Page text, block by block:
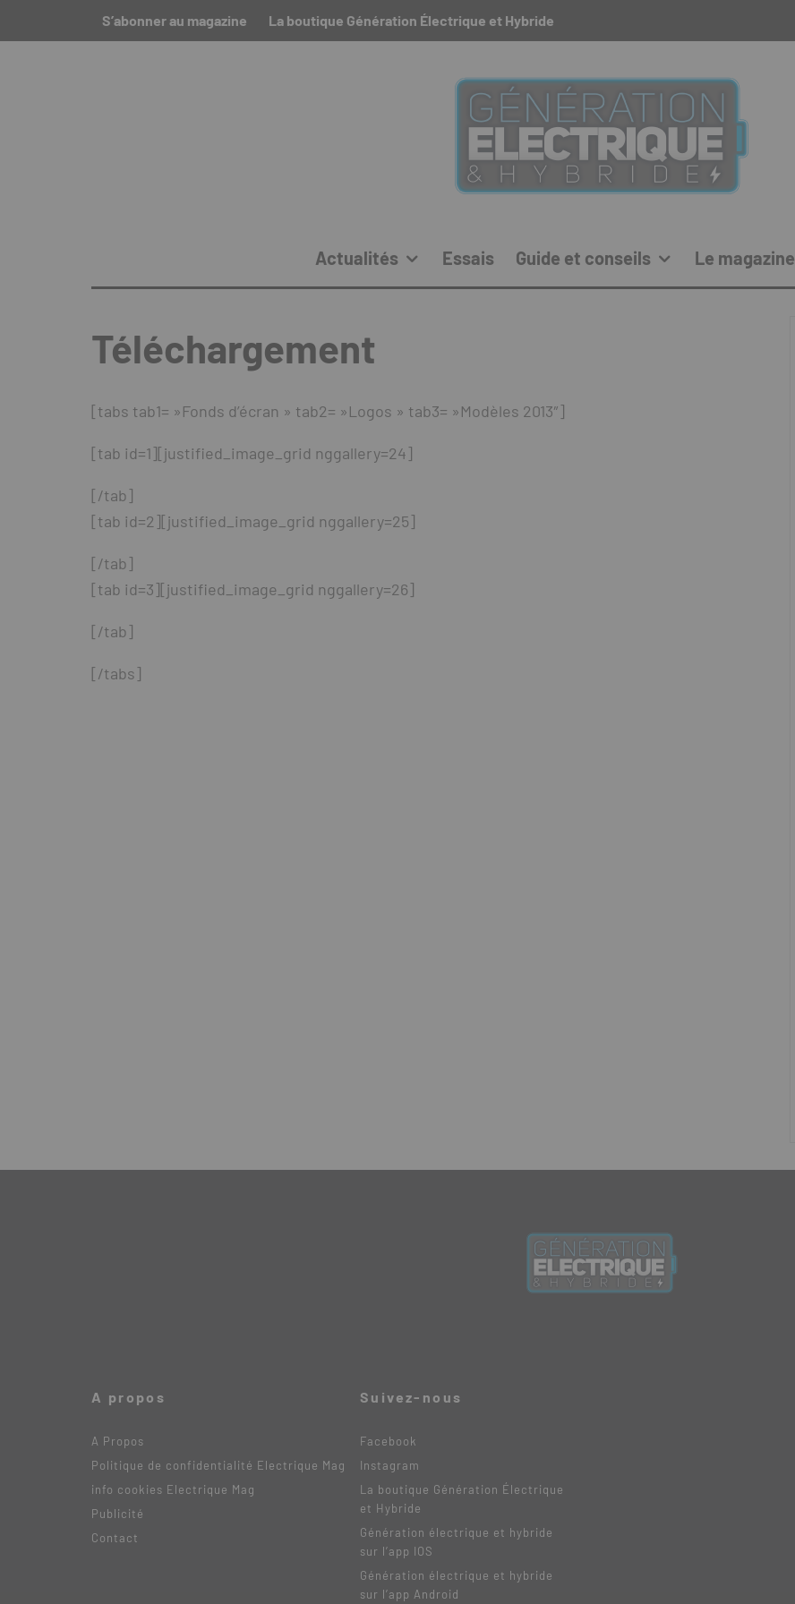
S’abonner au magazine La boutique Génération Électrique et Hybride
Actualités Essais Guide et conseils Le magazine
Téléchargement
[tabs tab1= »Fonds d’écran » tab2= »Logos » tab3= »Modèles 2013″]
[tab id=1][justified_image_grid nggallery=24]
[/tab]
[tab id=2][justified_image_grid nggallery=25]
[/tab]
[tab id=3][justified_image_grid nggallery=26]
[/tab]
[/tabs]
A propos
A Propos
Politique de confidentialité Electrique Mag
info cookies Electrique Mag
Publicité
Contact
Suivez-nous
Facebook
Instagram
La boutique Génération Électrique
et Hybride
Génération électrique et hybride
sur l’app IOS
Génération électrique et hybride
sur l’app Android